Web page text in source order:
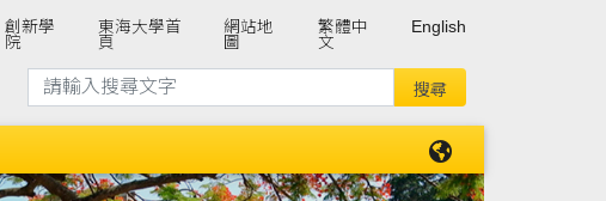
創新學
院
東海大學首
頁
網站地
圖
繁體中
文
English